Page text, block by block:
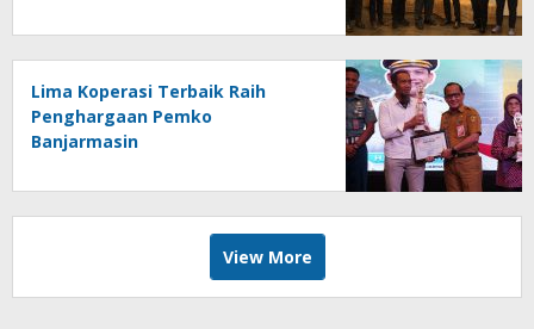
Lima Koperasi Terbaik Raih
Penghargaan Pemko
Banjarmasin
View More